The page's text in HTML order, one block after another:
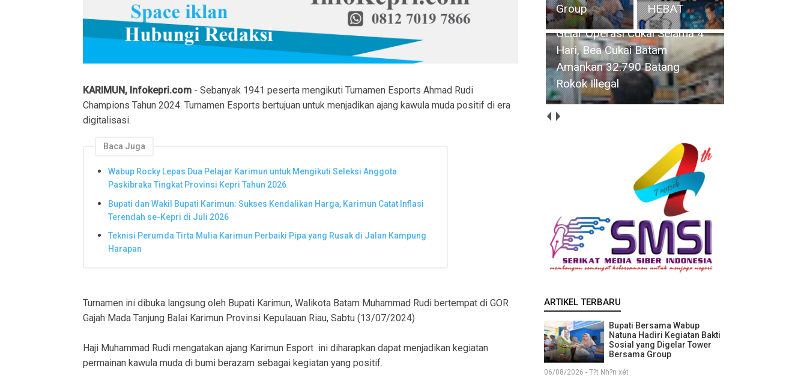
KARIMUN, Infokepri.com - Sebanyak 1941 peserta mengikuti Turnamen Esports Ahmad Rudi
Champions Tahun 2024. Turnamen Esports bertujuan untuk menjadikan ajang kawula muda positif di era
digitalisasi.
Baca Juga
Wabup Rocky Lepas Dua Pelajar Karimun untuk Mengikuti Seleksi Anggota
Paskibraka Tingkat Provinsi Kepri Tahun 2026
Bupati dan Wakil Bupati Karimun: Sukses Kendalikan Harga, Karimun Catat Inflasi
Terendah se-Kepri di Juli 2026
Teknisi Perumda Tirta Mulia Karimun Perbaiki Pipa yang Rusak di Jalan Kampung
Harapan
Turnamen ini dibuka langsung oleh Bupati Karimun, Walikota Batam Muhammad Rudi bertempat di GOR
Gajah Mada Tanjung Balai Karimun Provinsi Kepulauan Riau, Sabtu (13/07/2024)
Haji Muhammad Rudi mengatakan ajang Karimun Esport ini diharapkan dapat menjadikan kegiatan
permainan kawula muda di bumi berazam sebagai kegiatan yang positif.
HEBAT
Rokok Illegal
Teknisi Perumda Tirta Mulia
Karimun Perbaiki Pipa yang
Rusak di Jalan Kampung
Harapan
ARTIKEL TERBARU
Bupati Bersama Wabup
Natuna Hadiri Kegiatan Bakti
Sosial yang Digelar Tower
Bersama Group
06/08/2026 - T?t Nh?n xét